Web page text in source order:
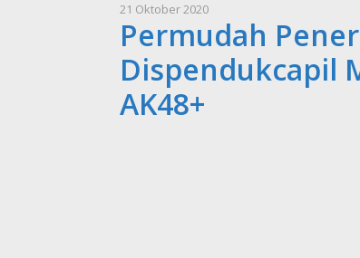
21 Oktober 2020
Permudah
Dispendukcapil
AK48+